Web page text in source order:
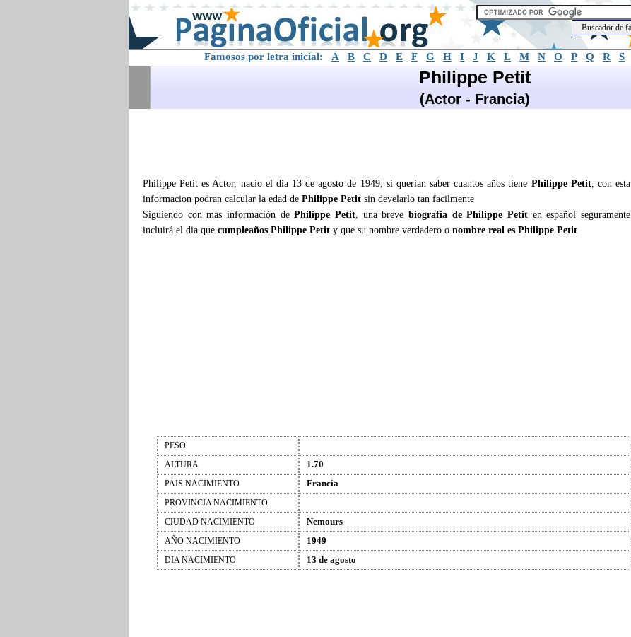
Famosos por letra inicial: A B C D E F G H I J K L M N O P Q R S
Philippe Petit
(Actor - Francia)
Philippe Petit es Actor, nacio el dia 13 de agosto de 1949, si querian saber cuantos años tiene Philippe Petit, con esta
informacion podran calcular la edad de Philippe Petit sin develarlo tan facilmente
Siguiendo con mas información dePhilippe Petit, una brevebiografia de Philippe Petit en español seguramente
incluirá el dia que cumpleaños Philippe Petit y que su nombre verdadero o nombre real es Philippe Petit
PESO
ALTURA
1.70
PAIS NACIMIENTO Francia
PROVINCIA NACIMIENTO
CIUDAD NACIMIENTO
Nemours
AÑO NACIMIENTO 1949
DIA NACIMIENTO 13 de agosto